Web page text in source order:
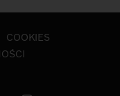
COOKIES